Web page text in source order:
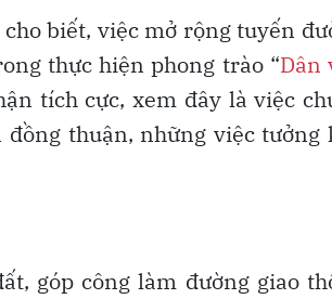
biết, việc mở rộng tuyến
thực hiện phong trào “Dân
tích cực, xem đây là việc
thuận, những việc tưởng
góp công làm đường giao